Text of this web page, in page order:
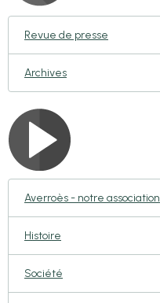
Revue de presse
Archives
Averroès - notre association
Histoire
Société